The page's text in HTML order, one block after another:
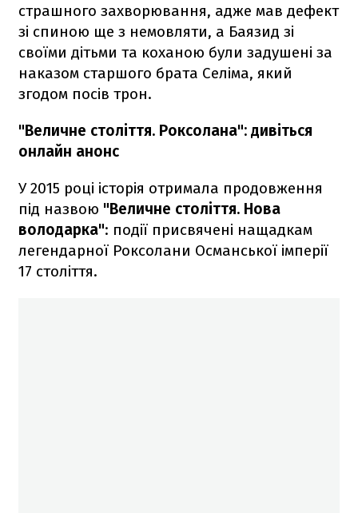
страшного захворювання, адже мав дефект
зі спиною ще з немовляти, а Баязид зі
своїми дітьми та коханою були задушені за
наказом старшого брата Селіма, який
згодом посів трон.
"Величне століття. Роксолана": дивіться
онлайн анонс
У 2015 році історія отримала продовження
під назвою "Величне століття. Нова
володарка": події присвячені нащадкам
легендарної Роксолани Османської імперії
17 століття.